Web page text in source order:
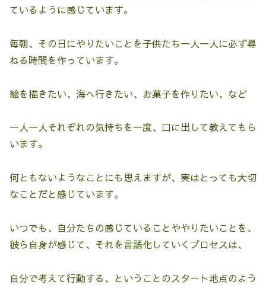
ているように感じています。
毎朝、その日にやりたいことを子供たち一人一人に必ず尋
ねる時間を作っています。
絵を描きたい、海へ行きたい、お菓子を作りたい、など
一人一人それぞれの気持ちを一度、口に出して教えてもら
います。
何ともないようなことにも思えますが、実はとっても大切
なことだと感じています。
いつでも、自分たちの感じていることややりたいことを、
彼ら自身が感じて、それを言語化していくプロセスは、
自分で考えて行動する、ということのスタート地点のよう